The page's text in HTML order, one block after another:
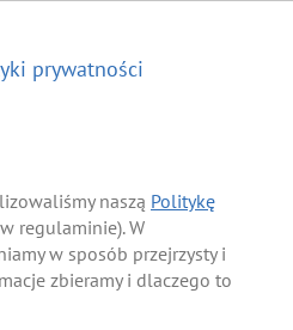
prywatności
naszą Politykę
regulaminie). W
w sposób przejrzysty i
zbieramy i dlaczego to